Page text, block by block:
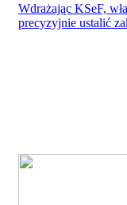
Wdrażając KSeF,
precyzyjnie ustalić